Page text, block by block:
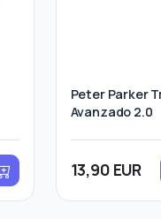
Peter Parker
Avanzado 2.0
13,90 EUR